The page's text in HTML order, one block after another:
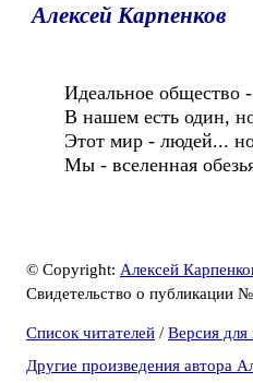
Алексей Карпенков
Идеальное общество
В нашем есть один,
Этот мир - людей...
Мы - вселенная
© Copyright: Алексей
Свидетельство о публикации
Список читателей / Версия для
Другие произведения автора